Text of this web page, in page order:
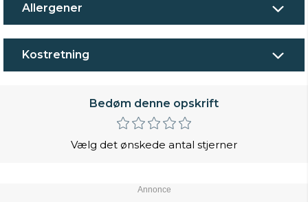
Allergener
Kostretning
Bedøm denne opskrift
Vælg det ønskede antal stjerner